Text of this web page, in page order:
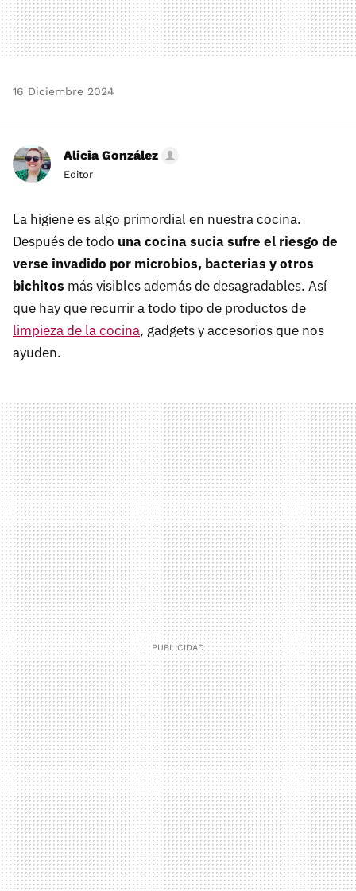
16 Diciembre 2024
Alicia González
Editor
La higiene es algo primordial en nuestra cocina.
Después de todo una cocina sucia sufre el riesgo de
verse invadido por microbios, bacterias y otros
bichitos más visibles además de desagradables. Así
que hay que recurrir a todo tipo de productos de
limpieza de la cocina, gadgets y accesorios que nos
ayuden.